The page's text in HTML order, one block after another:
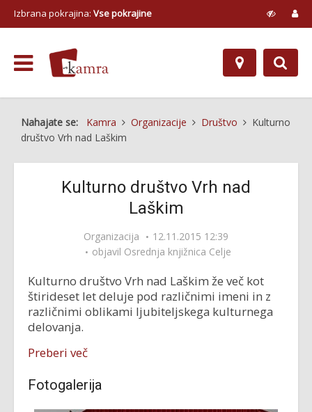
Izbrana pokrajina: Vse pokrajine
Nahajate se: Kamra Organizacije Društvo
Kulturno
društvo Vrh nad Laškim
Kulturno društvo Vrh nad
Laškim
Organizacija
12.11.2015 12:39
objavil Osrednja knjižnica Celje
Kulturno društvo Vrh nad Laškim že več kot
štirideset let deluje pod različnimi imeni in z
različnimi oblikami ljubiteljskega kulturnega
delovanja.
Preberi več
Fotogalerija